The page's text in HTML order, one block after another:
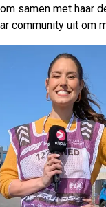
samen met haar
community uit om